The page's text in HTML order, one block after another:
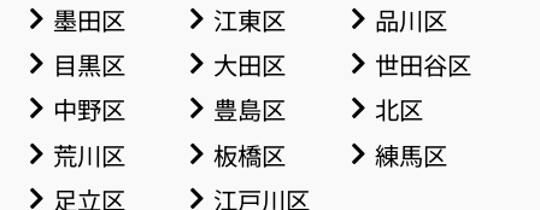
墨田区
江東区
品川区
目黒区
大田区
世田谷区
中野区
豊島区
北区
荒川区
板橋区
練馬区
足立区
江戸川区